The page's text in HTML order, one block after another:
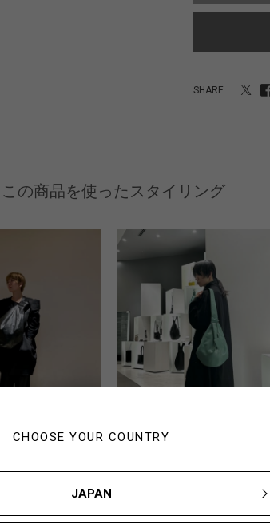
CHOOSE YOUR COUNTRY
JAPAN
SHARE
この商品を使ったスタイリング
165cm
SHINJUKU
SHIBUYA PARCO